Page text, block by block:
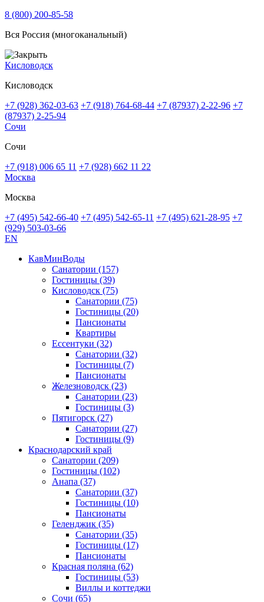
8 (800) 200-85-58
Вся Россия (многоканальный)
Кисловодск
Кисловодск
+7 (928) 362-03-63 +7 (918) 764-68-44 +7 (87937) 2-22-96 +7
(87937) 2-25-94
Сочи
Сочи
+7 (918) 006 65 11 +7 (928) 662 11 22
Москва
Москва
+7 (495) 542-66-40 +7 (495) 542-65-11 +7 (495) 621-28-95 +7
(929) 503-03-66
EN
КавМинВоды
Санатории (157)
Гостиницы (39)
Кисловодск (75)
Санатории (75)
Гостиницы (20)
Пансионаты
Квартиры
Ессентуки (32)
Санатории (32)
Гостиницы (7)
Пансионаты
Железноводск (23)
Санатории (23)
Гостиницы (3)
Пятигорск (27)
Санатории (27)
Гостиницы (9)
Краснодарский край
Санатории (209)
Гостиницы (102)
Анапа (37)
Санатории (37)
Гостиницы (10)
Пансионаты
Геленджик (35)
Санатории (35)
Гостиницы (17)
Пансионаты
Красная поляна (62)
Гостиницы (53)
Виллы и коттеджи
Сочи (65)